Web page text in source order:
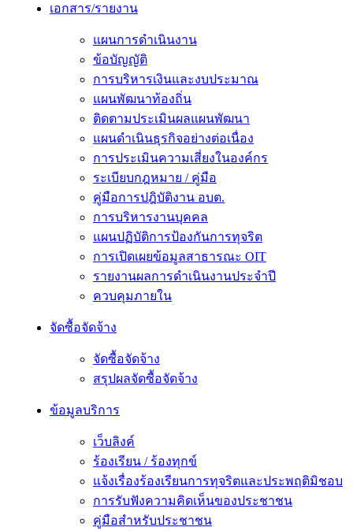
เอกสาร/รายงาน
แผนการดำเนินงาน
ข้อบัญญัติ
การบริหารเงินและงบประมาณ
แผนพัฒนาท้องถิ่น
ติดตามประเมินผลแผนพัฒนา
แผนดำเนินธุรกิจอย่างต่อเนื่อง
การประเมินความเสี่ยงในองค์กร
ระเบียบกฎหมาย / คู่มือ
คู่มือการปฎิบัติงาน อบต.
การบริหารงานบุคคล
แผนปฏิบัติการป้องกันการทุจริต
การเปิดเผยข้อมูลสาธารณะ OIT
รายงานผลการดำเนินงานประจำปี
ควบคุมภายใน
จัดซื้อจัดจ้าง
จัดซื้อจัดจ้าง
สรุปผลจัดซื้อจัดจ้าง
ข้อมูลบริการ
เว็บลิงค์
ร้องเรียน / ร้องทุกข์
แจ้งเรื่องร้องเรียนการทุจริตและประพฤติมิชอบ
การรับฟังความคิดเห็นของประชาชน
คู่มือสำหรับประชาชน